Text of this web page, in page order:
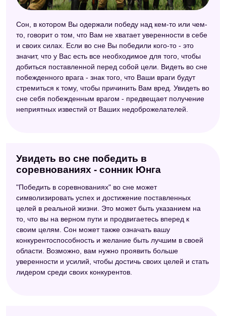
Сон, в котором Вы одержали победу над кем-то или чем-
то, говорит о том, что Вам не хватает уверенности в себе
и своих силах. Если во сне Вы победили кого-то - это
значит, что у Вас есть все необходимое для того, чтобы
добиться поставленной перед собой цели. Видеть во сне
побежденного врага - знак того, что Ваши враги будут
стремиться к тому, чтобы причинить Вам вред. Увидеть во
сне себя побежденным врагом - предвещает получение
неприятных известий от Ваших недоброжелателей.
Увидеть во сне победить в
соревнованиях - сонник Юнга
"Победить в соревнованиях" во сне может
символизировать успех и достижение поставленных
целей в реальной жизни. Это может быть указанием на
то, что вы на верном пути и продвигаетесь вперед к
своим целям. Сон может также означать вашу
конкурентоспособность и желание быть лучшим в своей
области. Возможно, вам нужно проявить больше
уверенности и усилий, чтобы достичь своих целей и стать
лидером среди своих конкурентов.